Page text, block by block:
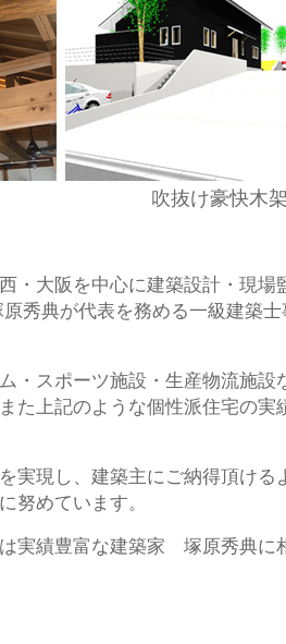
吹抜け豪快木
・大阪を中心に建築設計・現場
秀典が代表を務める一級建築士
・スポーツ施設・生産物流施設
た上記のような個性派住宅の実
実現し、建築主にご納得頂ける
努めています。
実績豊富な建築家 塚原秀典に